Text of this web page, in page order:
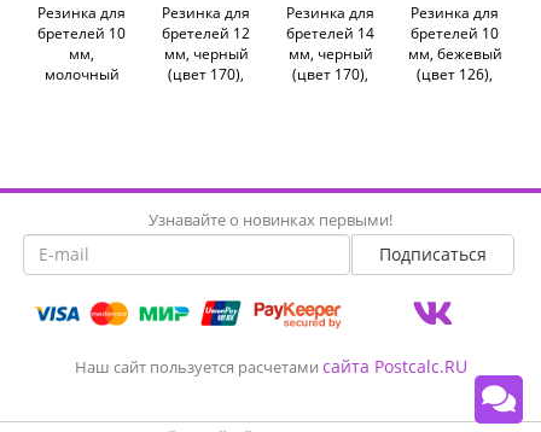
Резинка для
бретелей 10
мм,
молочный
Резинка для
бретелей 12
мм, черный
(цвет 170),
Резинка для
бретелей 14
мм, черный
(цвет 170),
Резинка для
бретелей 10
мм, бежевый
(цвет 126),
Узнавайте о новинках первыми!
Наш сайт пользуется расчетами сайта Postcalc.RU